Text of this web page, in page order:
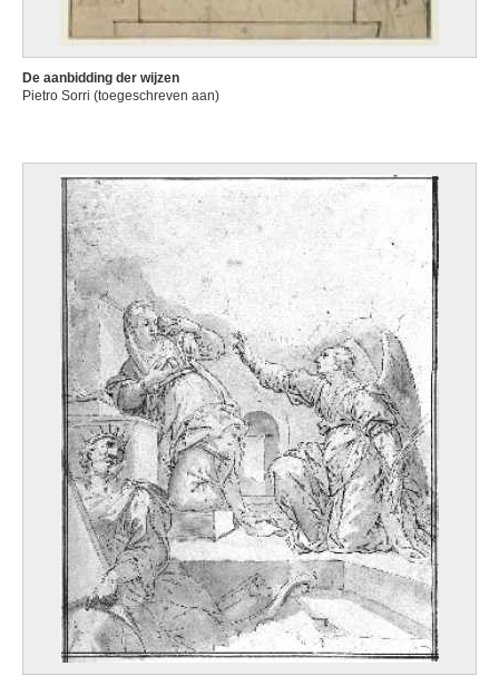
De aanbidding der wijzen
Pietro Sorri (toegeschreven aan)